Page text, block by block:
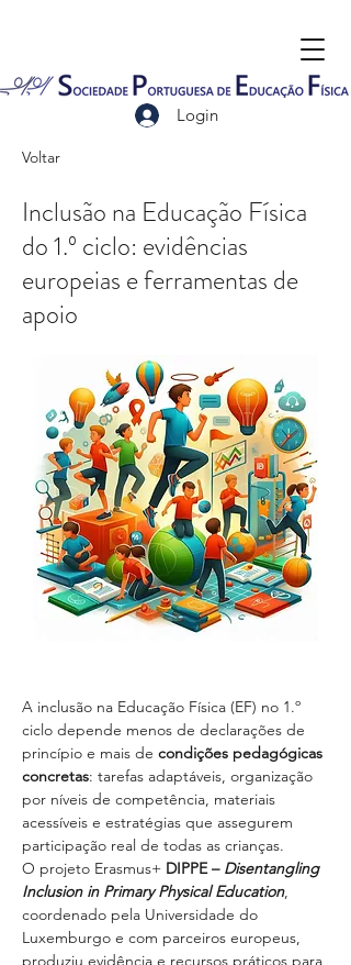
Login
Voltar
Inclusão na Educação Física
do 1.º ciclo: evidências
europeias e ferramentas de
apoio
A inclusão na Educação Física (EF) no 1.º
ciclo depende menos de declarações de
princípio e mais de condições pedagógicas
concretas: tarefas adaptáveis, organização
por níveis de competência, materiais
acessíveis e estratégias que assegurem
participação real de todas as crianças.
O projeto Erasmus+ DIPPE – Disentangling
Inclusion in Primary Physical Education,
coordenado pela Universidade do
Luxemburgo e com parceiros europeus,
produziu evidência e recursos práticos para